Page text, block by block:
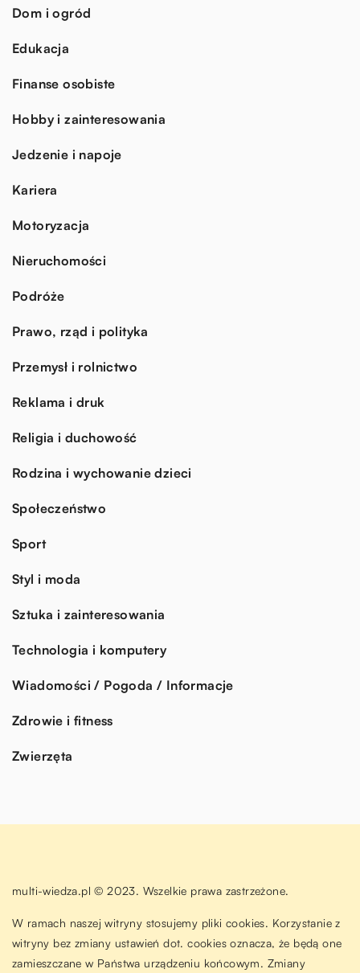
Dom i ogród
Edukacja
Finanse osobiste
Hobby i zainteresowania
Jedzenie i napoje
Kariera
Motoryzacja
Nieruchomości
Podróże
Prawo, rząd i polityka
Przemysł i rolnictwo
Reklama i druk
Religia i duchowość
Rodzina i wychowanie dzieci
Społeczeństwo
Sport
Styl i moda
Sztuka i zainteresowania
Technologia i komputery
Wiadomości / Pogoda / Informacje
Zdrowie i fitness
Zwierzęta
multi-wiedza.pl © 2023. Wszelkie prawa zastrzeżone.
W ramach naszej witryny stosujemy pliki cookies. Korzystanie z
witryny bez zmiany ustawień dot. cookies oznacza, że będą one
zamieszczane w Państwa urządzeniu końcowym. Zmiany